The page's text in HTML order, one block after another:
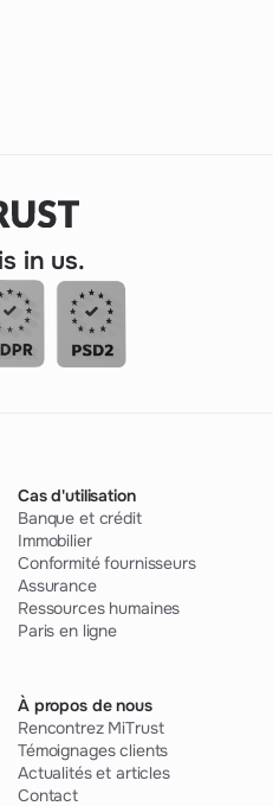
in us.
Cas d'utilisation
Banque et crédit
Immobilier
Conformité fournisseurs
Assurance
Ressources humaines
Paris en ligne
À propos de nous
Rencontrez MiTrust
Témoignages clients
Actualités et articles
Contact